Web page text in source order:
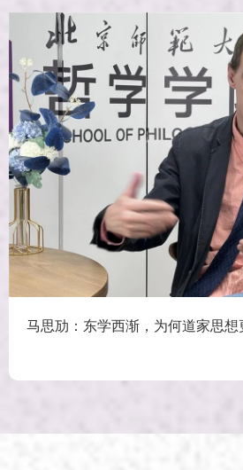
马思劢：东学西渐，为何道家思想